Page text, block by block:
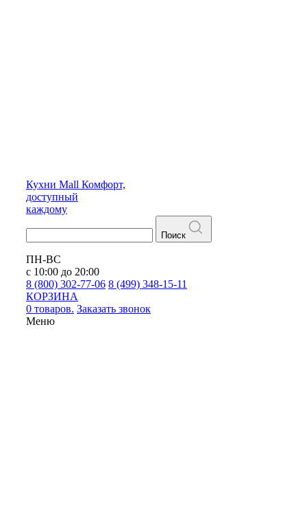
Кухни Mall Комфорт,
доступный
каждому
Поиск
ПН-ВС
с 10:00 до 20:00
8 (800) 302-77-06 8 (499) 348-15-11
КОРЗИНА
0 товаров. Заказать звонок
Меню